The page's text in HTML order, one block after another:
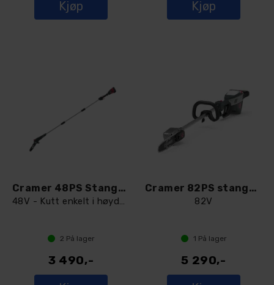
Kjøp Kjøp
Cramer 48PS Stangsag
48V - Kutt enkelt i høyden
2 På lager
3 490,-
Cramer 82PS stangsag
82V
1 På lager
5 290,-